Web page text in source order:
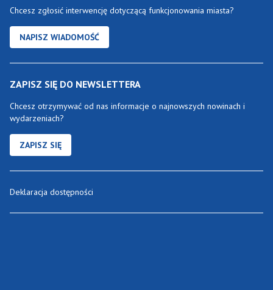
Chcesz zgłosić interwencję dotyczącą funkcjonowania miasta?
NAPISZ WIADOMOŚĆ
ZAPISZ SIĘ DO NEWSLETTERA
Chcesz otrzymywać od nas informacje o najnowszych nowinach i
wydarzeniach?
ZAPISZ SIĘ
Deklaracja dostępności